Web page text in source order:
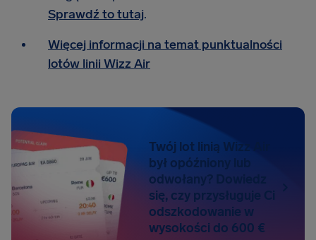
Sprawdź to tutaj.
Więcej informacji na temat punktualności
lotów linii Wizz Air
Twój lot linią Wizz Air
był opóźniony lub
odwołany? Dowiedz
się, czy przysługuje Ci
odszkodowanie w
wysokości do 600 €